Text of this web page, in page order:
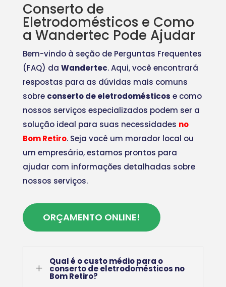
Conserto de
Eletrodomésticos e Como
a Wandertec Pode Ajudar
Bem-vindo à seção de Perguntas Frequentes
(FAQ) da Wandertec. Aqui, você encontrará
respostas para as dúvidas mais comuns
sobre conserto de eletrodomésticos e como
nossos serviços especializados podem ser a
solução ideal para suas necessidades no
Bom Retiro. Seja você um morador local ou
um empresário, estamos prontos para
ajudar com informações detalhadas sobre
nossos serviços.
ORÇAMENTO ONLINE!
L
Qual é o custo médio para o
conserto de eletrodomésticos no
Bom Retiro?